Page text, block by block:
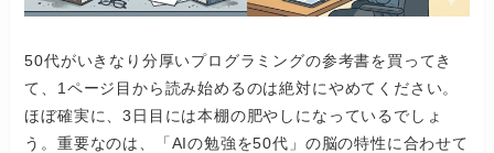
50代がいきなり分厚いプログラミングの参考書を買ってき
て、1ページ目から読み始めるのは絶対にやめてください。
ほぼ確実に、3日目には本棚の肥やしになっているでしょ
う。重要なのは、「AIの勉強を50代」の脳の特性に合わせて